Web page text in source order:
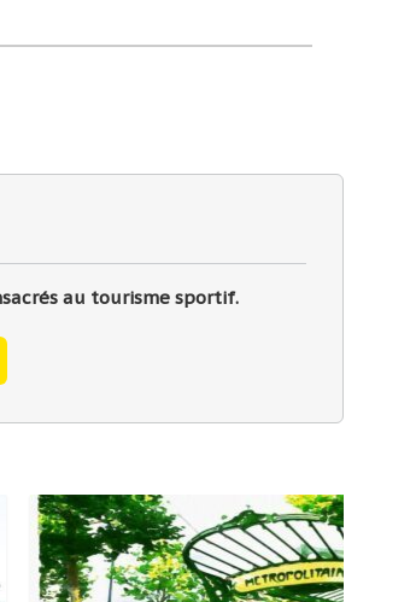
au tourisme sportif.